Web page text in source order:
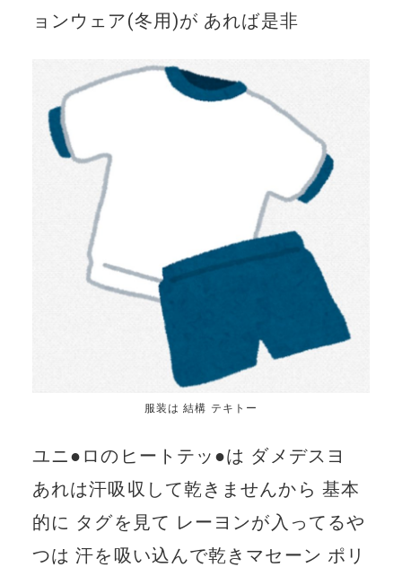
ョンウェア(冬用)が あれば是非
服装は 結構 テキトー
ユニ●ロのヒートテッ●は ダメデスヨ
あれは汗吸収して乾きませんから 基本
的に タグを見て レーヨンが入ってるや
つは 汗を吸い込んで乾きマセーン ポリ